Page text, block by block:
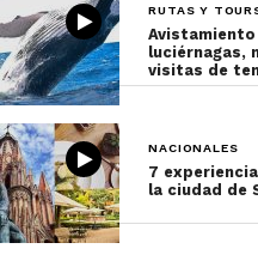
RUTAS Y
luciérnagas,
visitas de
NACIONALES
7
la ciudad de